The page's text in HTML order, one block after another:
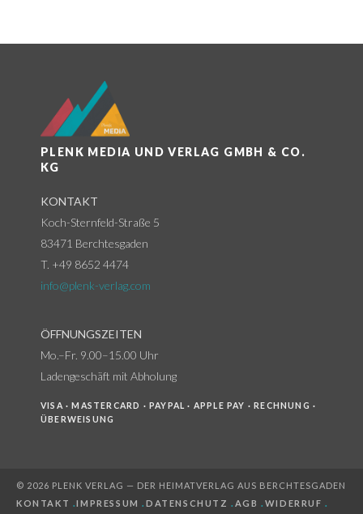
PLENK MEDIA UND VERLAG GMBH & CO.
KG
KONTAKT
Koch-Sternfeld-Straße 5
83471 Berchtesgaden
T. +49 8652 4474
info@plenk-verlag.com
ÖFFNUNGSZEITEN
Mo.–Fr. 9.00–15.00 Uhr
Ladengeschäft mit Abholung
VISA · MASTERCARD · PAYPAL · APPLE PAY · RECHNUNG ·
ÜBERWEISUNG
© 2026 PLENK VERLAG — DER HEIMATVERLAG AUS BERCHTESGADEN
KONTAKT .IMPRESSUM .DATENSCHUTZ . AGB . WIDERRUF .